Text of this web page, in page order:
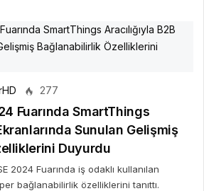
277
Fuarında SmartThings
Sunulan Gelişmiş
Duyurdu
2024 Fuarında iş odaklı kullanılan
bağlanabilirlik özelliklerini tanıttı.